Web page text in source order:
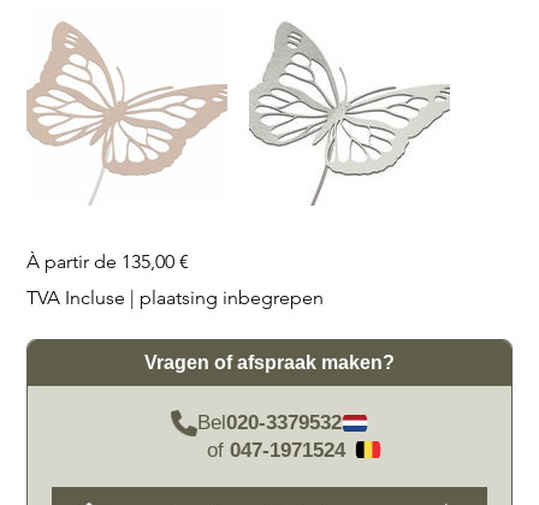
À partir de Prix
135,00 €
TVA Incluse
plaatsing inbegrepen
Vragen of afspraak maken?
Bel020-3379532
of 047-1971524